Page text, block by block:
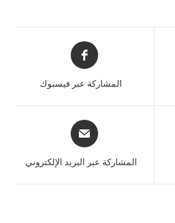
المشاركة عبر فيسبوك
المشاركة عبر البريد الإلكتروني